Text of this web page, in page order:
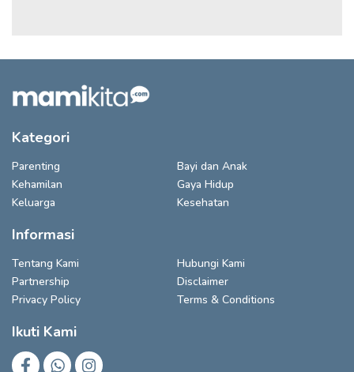
Kategori
Parenting
Bayi dan Anak
Kehamilan
Gaya Hidup
Keluarga
Kesehatan
Informasi
Tentang Kami
Hubungi Kami
Partnership
Disclaimer
Privacy Policy
Terms & Conditions
Ikuti Kami